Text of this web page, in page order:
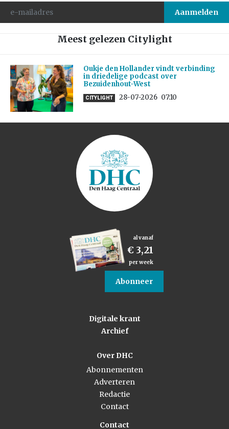
Meest gelezen Citylight
Oukje den Hollander vindt verbinding
in driedelige podcast over
Bezuidenhout-West
CITYLIGHT 28-07-2026 07:10
al vanaf
€ 3,21
per week
Abonneer
Digitale krant
Archief
Over DHC
Abonnementen
Adverteren
Redactie
Contact
Contact